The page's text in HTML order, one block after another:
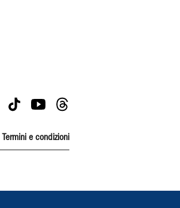
Termini e condizioni